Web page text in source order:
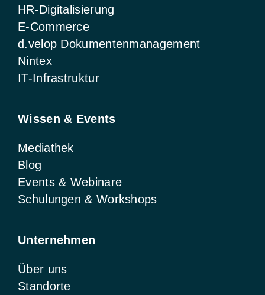
HR-Digitalisierung
E-Commerce
d.velop Dokumentenmanagement
Nintex
IT-Infrastruktur
Wissen & Events
Mediathek
Blog
Events & Webinare
Schulungen & Workshops
Unternehmen
Über uns
Standorte